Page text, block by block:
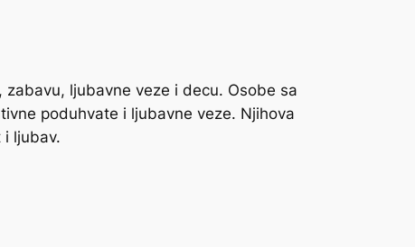
ljubavne veze i decu. Osobe sa
poduhvate i ljubavne veze. Njihova
ljubav.